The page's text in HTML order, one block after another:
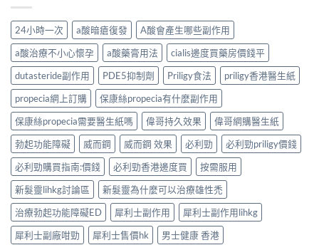
24小時一次 a酸暗瘡復發
A酸會產生哪些副作用
a酸治療不小心懷孕
a酸藥膏用法
cialis邊度買藥房價錢平
dutasteride副作用
PDE5抑制劑 Priligy食法
priligy香港醫生紙
propecia網上訂購
保康絲propecia有什麼副作用
保康絲propecia需要醫生紙嗎
偉哥持久效果
偉哥網購醫生紙
勃起功能障礙
威而鋼 威而鋼 效果 必利勁
必利勁priligy價錢
必利勁購買指南:價錢
必利勁香港邊度買
按需服用
新髮靈lihkg討論區
新髮靈為什麼可以治療雄性禿
治療勃起功能障礙ED
犀利士副作用
犀利士副作用lihkg
犀利士副廠咁勁
犀利士售價hk 男士健康 香港